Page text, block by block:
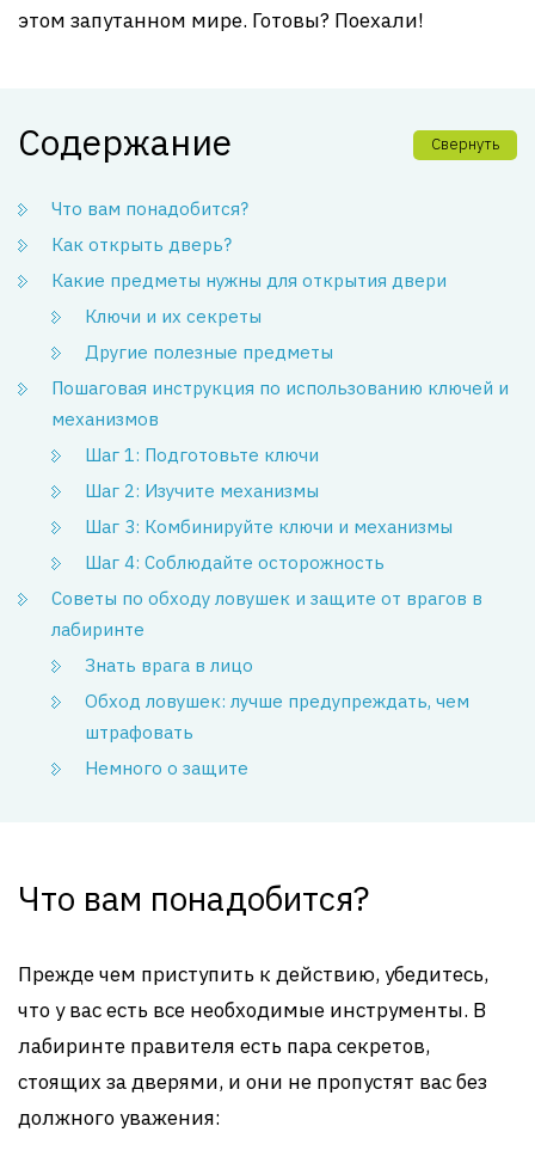
этом запутанном мире. Готовы? Поехали!
Содержание Свернуть
Что вам понадобится?
Как открыть дверь?
Какие предметы нужны для открытия двери
Ключи и их секреты
Другие полезные предметы
Пошаговая инструкция по использованию ключей и
механизмов
Шаг 1: Подготовьте ключи
Шаг 2: Изучите механизмы
Шаг 3: Комбинируйте ключи и механизмы
Шаг 4: Соблюдайте осторожность
Советы по обходу ловушек и защите от врагов в
лабиринте
Знать врага в лицо
Обход ловушек: лучше предупреждать, чем
штрафовать
Немного о защите
Что вам понадобится?
Прежде чем приступить к действию, убедитесь,
что у вас есть все необходимые инструменты. В
лабиринте правителя есть пара секретов,
стоящих за дверями, и они не пропустят вас без
должного уважения: